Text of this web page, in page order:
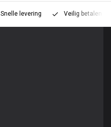
Snelle levering Veilig betalen